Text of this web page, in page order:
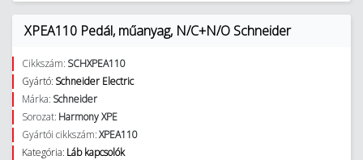
XPEA110 Pedál, műanyag, N/C+N/O Schneider
Cikkszám: SCHXPEA110
Gyártó: Schneider Electric
Márka: Schneider
Sorozat: Harmony XPE
Gyártói cikkszám:XPEA110
Kategória: Láb kapcsolók